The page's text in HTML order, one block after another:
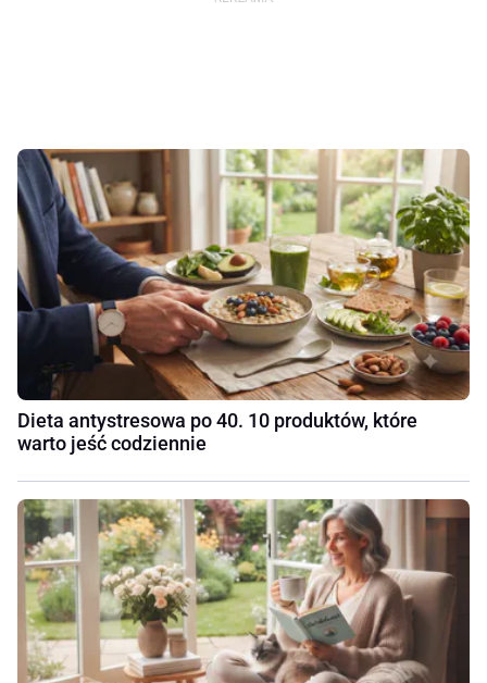
Dieta antystresowa po 40. 10 produktów, które
warto jeść codziennie